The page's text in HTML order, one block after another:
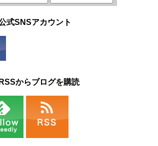
式SNSアカウント
RSSからブログを購読